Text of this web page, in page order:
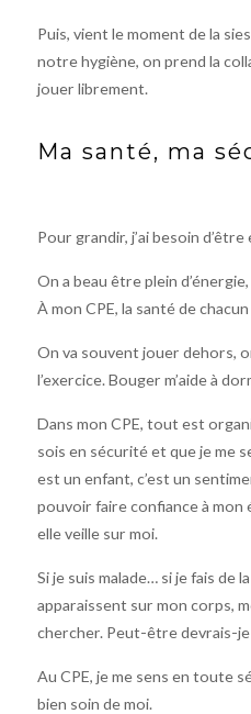
Puis, vient le moment de la
notre hygiène, on prend la
jouer librement.
Ma santé, ma
Pour grandir, j’ai besoin d’être
On a beau être plein
À mon CPE, la santé de
On va souvent jouer dehors,
l’exercice. Bouger m’aide à
Dans mon CPE, tout est
sois en sécurité et que je me
est un enfant, c’est un
pouvoir faire confiance à mon
elle veille sur moi.
Si je suis malade… si je fais de
apparaissent sur mon corps,
chercher. Peut-être devrais-je
Au CPE, je me sens en toute
bien soin de moi.